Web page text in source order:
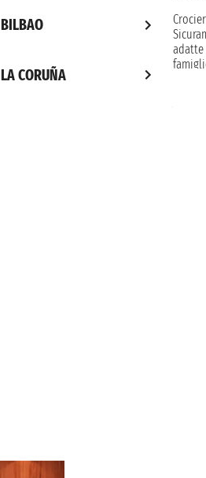
BILBAO
LA CORUÑA
Le